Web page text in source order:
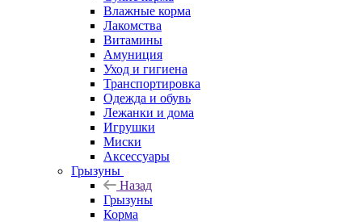
Влажные корма
Лакомства
Витамины
Амуниция
Уход и гигиена
Транспортировка
Одежда и обувь
Лежанки и дома
Игрушки
Миски
Аксессуары
Грызуны
Назад
Грызуны
Корма